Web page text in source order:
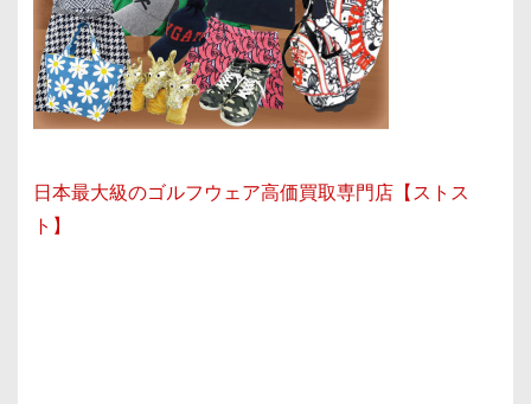
日本最大級のゴルフウェア高価買取専門店【ストス
ト】